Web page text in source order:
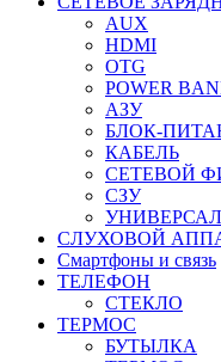
AUX
HDMI
OTG
POWER
АЗУ
БЛОК-
КАБЕЛЬ
СЕТЕВОЙ
СЗУ
СЛУХОВОЙ
Смартфоны и связь
ТЕЛЕФОН
СТЕКЛО
ТЕРМОС
БУТЫЛКА